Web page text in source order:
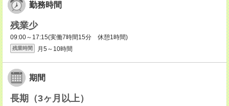
勤務時間
残業少
09:00～17:15(実働7時間15分 休憩1時間)
残業時間 月5～10時間
期間
長期（3ヶ月以上）